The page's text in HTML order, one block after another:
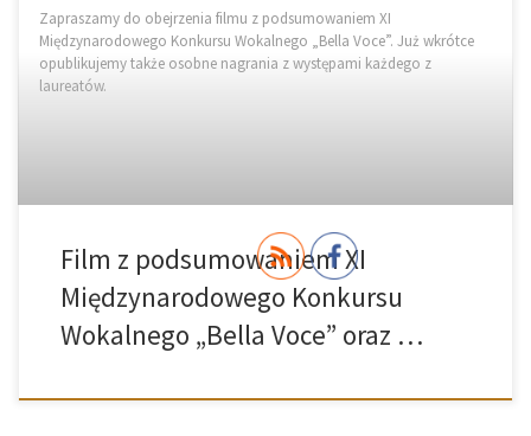
Zapraszamy do obejrzenia filmu z podsumowaniem XI
Międzynarodowego Konkursu Wokalnego „Bella Voce”. Już wkrótce
opublikujemy także osobne nagrania z występami każdego z
laureatów.
Film z podsumowaniem XI
Międzynarodowego Konkursu
Wokalnego „Bella Voce” oraz …